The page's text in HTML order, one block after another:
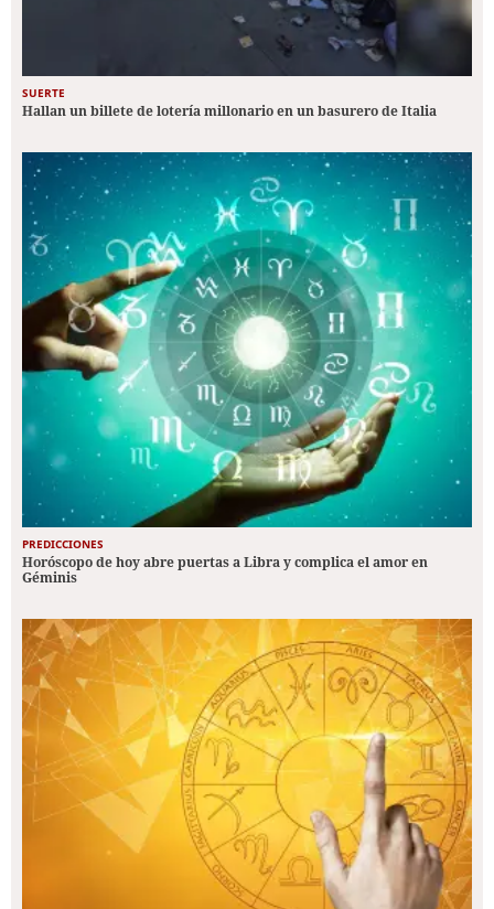
SUERTE
Hallan un billete de lotería millonario en un basurero de Italia
PREDICCIONES
Horóscopo de hoy abre puertas a Libra y complica el amor en
Géminis